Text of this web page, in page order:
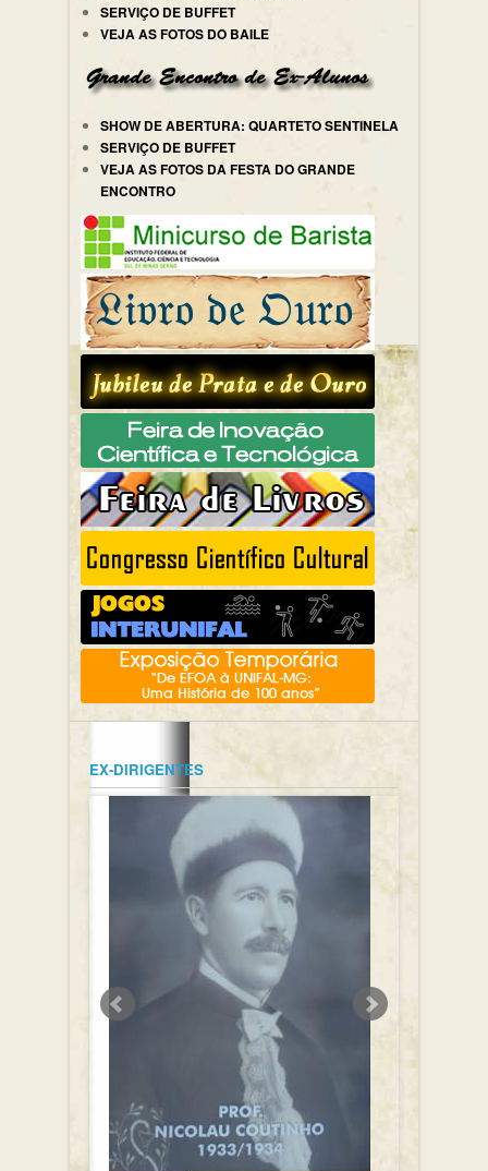
SERVIÇO DE BUFFET
VEJA AS FOTOS DO BAILE
SHOW DE ABERTURA: QUARTETO SENTINELA
SERVIÇO DE BUFFET
VEJA AS FOTOS DA FESTA DO GRANDE
ENCONTRO
EX-DIRIGENTES